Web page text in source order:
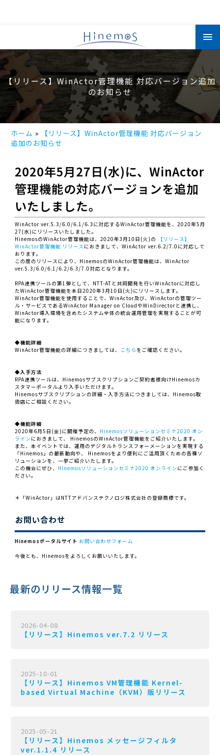
コ
ン
テ
【リリース】WinActor管理機能 対応バージョン追加
のお知らせ
ホーム
【リリース】WinActor管理機能 対応バージョン
追加のお知らせ
2020年5月27日(水)に、WinActor
管理機能の対応バージョンを追加
いたしました。
WinActor ver.5.3/6.0/6.1/6.3に対応するWinActor管理機能を、2020年5月
27(水)にリリースいたしました。
HinemosのWinActor管理機能は、2020年3月10日(火)の
【リリース】
WinActor管理機能 リリース におきまして、WinActor ver.6.2/7.0に対応して
おります。
この度のリリースにより、HinemosのWinActor管理機能は、WinActor
ver.5.3/6.0/6.1/6.2/6.3/7.0対応となります。
RPA連携ツールの第1弾として、NTT-ATと共同開発を行いWinActorに対応し
たWinActor管理機能を本日2020年3月10日(火)にリリースします。
WinActor管理機能を使用することで、WinActor及び、WinActorの管理ツー
ル・サービスであるWinActor Manager on CloudやWinDirectorと連携し、
WinActor導入環境を含めたシステム全体の統合運用管理を実現することが可
能になります。
◆機能詳細
WinActor管理機能の詳細につきましては、 こちら をご確認ください。
◆入手方法
RPA連携ツールは、Hinemosサブスクリプションご契約者様向けHinemosカ
スタマーポータルより入手いただけます。
Hinemosサブスクリプションの詳細・入手方法につきましては、Hinemos取
扱店にご相談ください。
◆機能詳細
2020年6月5日(金)に開催予定の、 Hinemosソリューションセミナ2020 オン
ライン におきまして、 HinemosのWinActor管理機能をご紹介いたします。
また、本イベントでは、運用のデジタルトランスフォーメーションを実現する
「Hinemos」の最新動向や、 Hinemosをより便利にご活用頂くための各種ソ
リューションを、一挙ご紹介いたします。
この機会にぜひ、 Hinemosソリューションセミナ2020 オンライン にご参加く
ださい。
＊「WinActor」はNTTアドバンステクノロジ株式会社の登録商標です。
お問い合わせ
Hinemosポータルサイト お問い合わせフォーム
今後とも、Hinemosをよろしくお願いいたします。
最新のリリース情報一覧
2026-04-08
【リリース】Hinemos ver.7.2 リリース
2025-10-01
【リリース】Hinemos VM管理機能 Kernel-
based Virtual Machine（KVM）版リリース
2025-05-21
【リリース】Hinemos メッセージフィルタ
ver.1.1.4 リリース